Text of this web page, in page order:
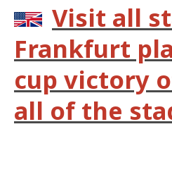
Visit all
Frankfurt
cup victory
all of the